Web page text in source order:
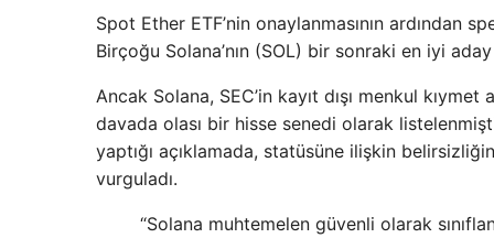
Spot Ether ETF’nin onaylanmasının
Birçoğu Solana’nın (SOL) bir sonraki en iyi
Ancak Solana, SEC’in kayıt dışı menkul kıymet
davada olası bir hisse senedi olarak
yaptığı açıklamada, statüsüne ilişkin
vurguladı.
“Solana muhtemelen güvenli olarak